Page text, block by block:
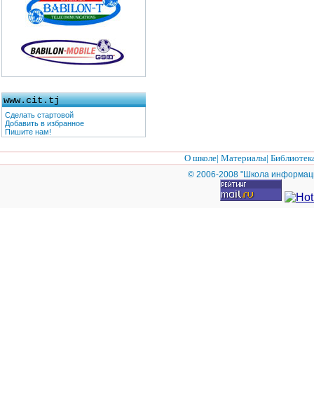
www.cit.tj
Сделать стартовой
Добавить в избранное
Пишите нам!
О школе| Материалы|
© 2006-2008 "Школа